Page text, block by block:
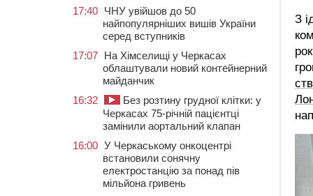
З
17:40 ЧНУ увійшов до 50
найпопулярніших вишів України
серед вступників
17:07 На Хімселищі у Черкасах
облаштували новий контейнерний
майданчик
16:32
Без розтину грудної клітки: у
Черкасах 75-річній пацієнтці
замінили аортальний клапан
16:00 У Черкаському онкоцентрі
встановили сонячну
електростанцію за понад пів
мільйона гривень